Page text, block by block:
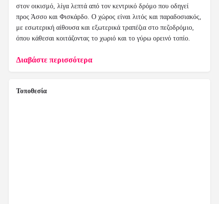
στον οικισμό, λίγα λεπτά από τον κεντρικό δρόμο που οδηγεί
προς Άσσο και Φισκάρδο. Ο χώρος είναι λιτός και παραδοσιακός,
με εσωτερική αίθουσα και εξωτερικά τραπέζια στο πεζοδρόμιο,
όπου κάθεσαι κοιτάζοντας το χωριό και το γύρω ορεινό τοπίο.
Διαβάστε περισσότερα
Τοποθεσία